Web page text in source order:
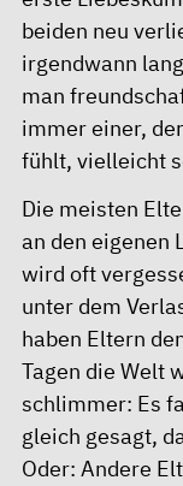
beiden neu
irgendwann
man
immer einer,
fühlt, vielleicht
Die meisten
an den eigenen
wird oft
unter dem
haben Eltern
Tagen die Welt
schlimmer: Es
gleich gesagt,
Oder: Andere